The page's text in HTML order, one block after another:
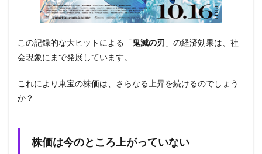
この記録的な大ヒットによる「鬼滅の刃 」の経済効果は、社
会現象にまで発展しています。
これにより東宝の株価は、さらなる上昇を続けるのでしょう
か？
株価は今のところ上がっていない